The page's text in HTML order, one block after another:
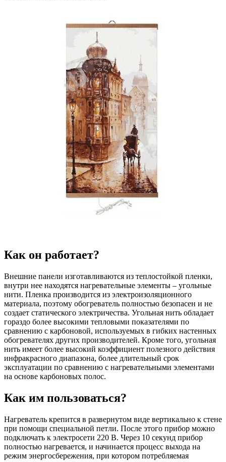
Как он работает?
Внешние панели изготавливаются из теплостойкой пленки,
внутри нее находятся нагревательные элементы – угольные
нити. Пленка производится из электроизоляционного
материала, поэтому обогреватель полностью безопасен и не
создает статического электричества. Угольная нить обладает
гораздо более высокими тепловыми показателями по
сравнению с карбоновой, используемых в гибких настенных
обогревателях других производителей. Кроме того, угольная
нить имеет более высокий коэффициент полезного действия
инфракрасного диапазона, более длительный срок
эксплуатации по сравнению с нагревательными элементами
на основе карбоновых полос.
Как им пользоваться?
Нагреватель крепится в развернутом виде вертикально к стене
при помощи специальной петли. После этого прибор можно
подключать к электросети 220 В. Через 10 секунд прибор
полностью нагревается, и начинается процесс выхода на
режим энергосбережения, при котором потребляемая